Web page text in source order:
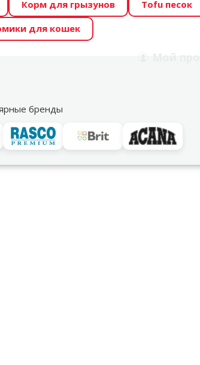
отличные цены на ТОП-овые корма! 🍖
Твой питомец станет звездой
Корм для грызунов
Tofu песок
для кошек
бренды
Акции
Glandex